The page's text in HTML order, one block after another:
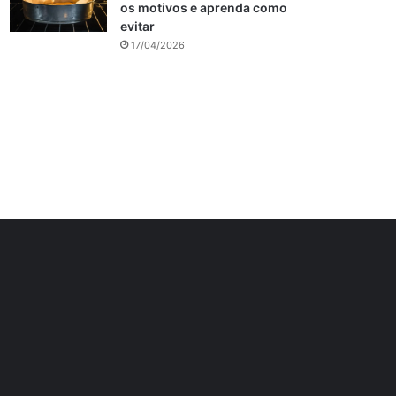
os motivos e aprenda como
evitar
17/04/2026